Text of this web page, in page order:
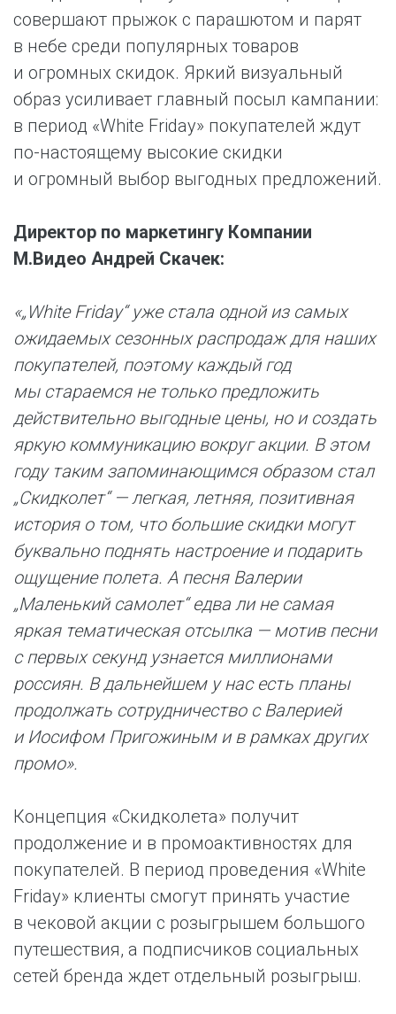
совершают прыжок с парашютом и парят
в небе среди популярных товаров
и огромных скидок. Яркий визуальный
образ усиливает главный посыл кампании:
в период «White Friday» покупателей ждут
по-настоящему высокие скидки
и огромный выбор выгодных предложений.
Директор по маркетингу Компании
М.Видео Андрей Скачек:
«„White Friday“ уже стала одной из самых
ожидаемых сезонных распродаж для наших
покупателей, поэтому каждый год
мы стараемся не только предложить
действительно выгодные цены, но и создать
яркую коммуникацию вокруг акции. В этом
году таким запоминающимся образом стал
„Скидколет“ — легкая, летняя, позитивная
история о том, что большие скидки могут
буквально поднять настроение и подарить
ощущение полета. А песня Валерии
„Маленький самолет“ едва ли не самая
яркая тематическая отсылка — мотив песни
с первых секунд узнается миллионами
россиян. В дальнейшем у нас есть планы
продолжать сотрудничество с Валерией
и Иосифом Пригожиным и в рамках других
промо».
Концепция «Скидколета» получит
продолжение и в промоактивностях для
покупателей. В период проведения «White
Friday» клиенты смогут принять участие
в чековой акции с розыгрышем большого
путешествия, а подписчиков социальных
сетей бренда ждет отдельный розыгрыш.